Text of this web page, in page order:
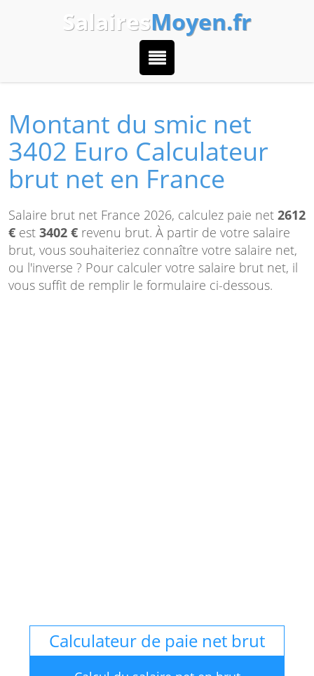
SalairesMoyen.fr
Montant du smic net
3402 Euro Calculateur
brut net en France
Salaire brut net France 2026, calculez paie net 2612
€ est 3402 € revenu brut. À partir de votre salaire
brut, vous souhaiteriez connaître votre salaire net,
ou l'inverse ? Pour calculer votre salaire brut net, il
vous suffit de remplir le formulaire ci-dessous.
Calculateur de paie net brut